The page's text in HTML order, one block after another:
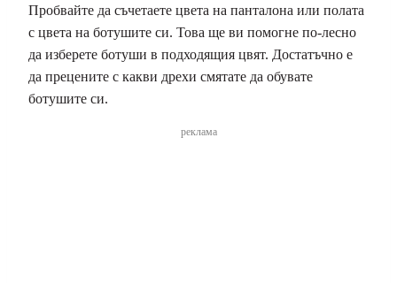
Пробвайте да съчетаете цвета на панталона или полата
с цвета на ботушите си. Това ще ви помогне по-лесно
да изберете ботуши в подходящия цвят. Достатъчно е
да прецените с какви дрехи смятате да обувате
ботушите си.
реклама